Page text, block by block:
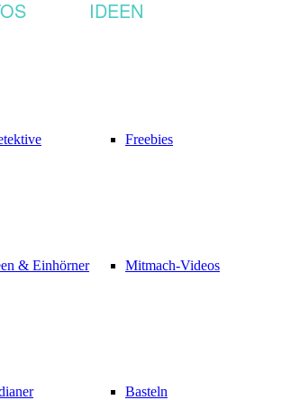
& Einhörner
IDEEN
Freebies
Mitmach-Videos
Basteln